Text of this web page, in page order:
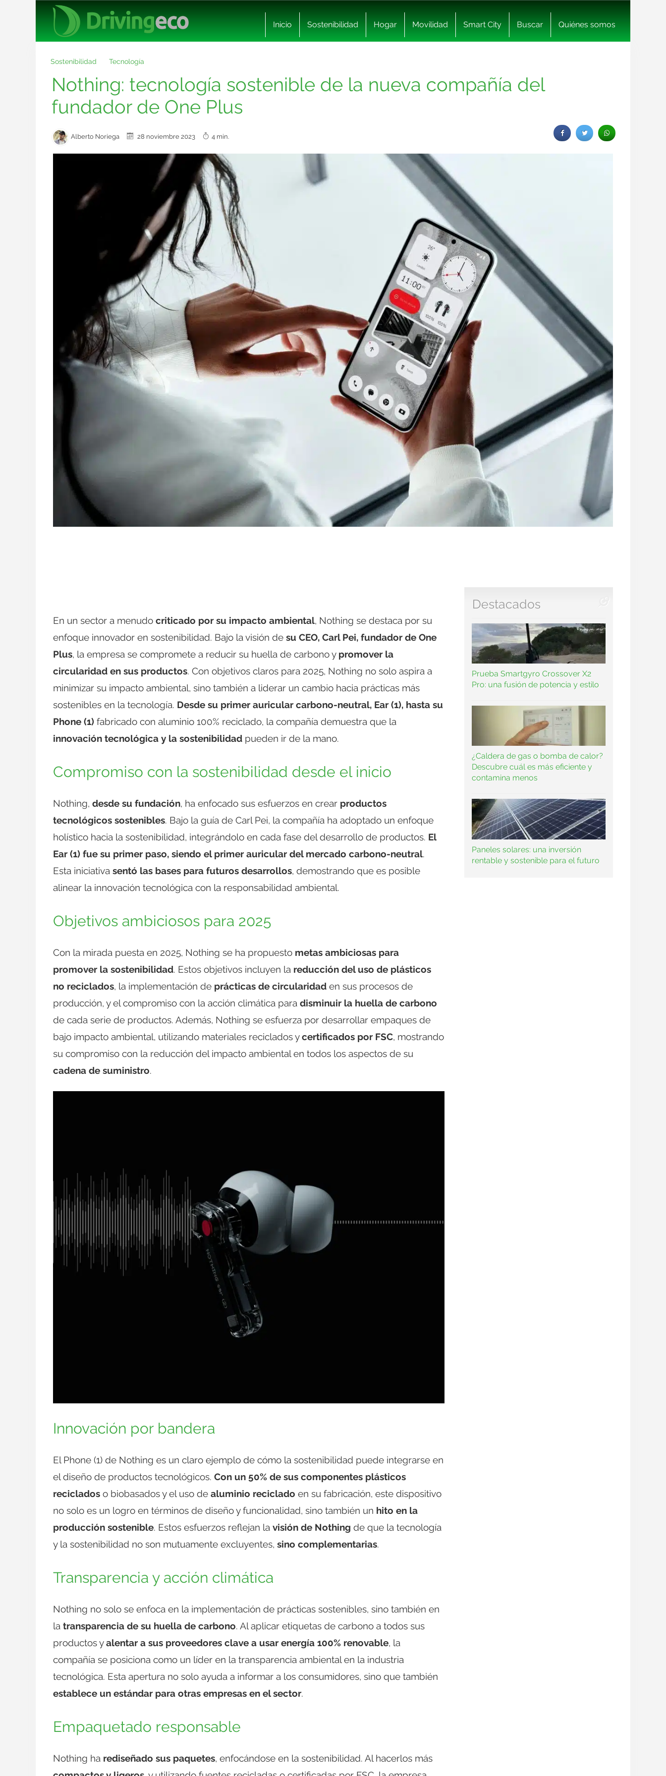
Inicio Sostenibilidad Hogar Movilidad Smart City Buscar Quiénes somos
Sostenibilidad Tecnología
Nothing: tecnología sostenible de la nueva compañía del
fundador de One Plus
Alberto Noriega 28 noviembre 2023 4 min.
En un sector a menudo criticado por su impacto ambiental, Nothing se destaca por su
enfoque innovador en sostenibilidad. Bajo la visión de su CEO, Carl Pei, fundador de One
Plus, la empresa se compromete a reducir su huella de carbono y promover la
circularidad en sus productos. Con objetivos claros para 2025, Nothing no solo aspira a
minimizar su impacto ambiental, sino también a liderar un cambio hacia prácticas más
sostenibles en la tecnología. Desde su primer auricular carbono-neutral, Ear (1), hasta su
Phone (1) fabricado con aluminio 100% reciclado, la compañía demuestra que la
innovación tecnológica y la sostenibilidad pueden ir de la mano.
Compromiso con la sostenibilidad desde el inicio
Nothing, desde su fundación, ha enfocado sus esfuerzos en crear productos
tecnológicos sostenibles. Bajo la guía de Carl Pei, la compañía ha adoptado un enfoque
holístico hacia la sostenibilidad, integrándolo en cada fase del desarrollo de productos. El
Ear (1) fue su primer paso, siendo el primer auricular del mercado carbono-neutral.
Esta iniciativa sentó las bases para futuros desarrollos, demostrando que es posible
alinear la innovación tecnológica con la responsabilidad ambiental.
Objetivos ambiciosos para 2025
Con la mirada puesta en 2025, Nothing se ha propuesto metas ambiciosas para
promover la sostenibilidad. Estos objetivos incluyen la reducción del uso de plásticos
no reciclados, la implementación de prácticas de circularidad en sus procesos de
producción, y el compromiso con la acción climática para disminuir la huella de carbono
de cada serie de productos. Además, Nothing se esfuerza por desarrollar empaques de
bajo impacto ambiental, utilizando materiales reciclados ycertificados por FSC, mostrando
su compromiso con la reducción del impacto ambiental en todos los aspectos de su
cadena de suministro.
Innovación por bandera
El Phone (1) de Nothing es un claro ejemplo de cómo la sostenibilidad puede integrarse en
el diseño de productos tecnológicos. Con un 50% de sus componentes plásticos
reciclados o biobasados y el uso de aluminio reciclado en su fabricación, este dispositivo
no solo es un logro en términos de diseño y funcionalidad, sino también un hito en la
producción sostenible. Estos esfuerzos reflejan la visión de Nothing de que la tecnología
y la sostenibilidad no son mutuamente excluyentes, sino complementarias.
Transparencia y acción climática
Nothing no solo se enfoca en la implementación de prácticas sostenibles, sino también en
la transparencia de su huella de carbono. Al aplicar etiquetas de carbono a todos sus
productos yalentar a sus proveedores clave a usar energía 100% renovable, la
compañía se posiciona como un líder en la transparencia ambiental en la industria
tecnológica. Esta apertura no solo ayuda a informar a los consumidores, sino que también
establece un estándar para otras empresas en el sector.
Empaquetado responsable
Nothing ha rediseñado sus paquetes, enfocándose en la sostenibilidad. Al hacerlos más
Destacados
Prueba Smartgyro Crossover X2
Pro: una fusión de potencia y estilo
¿Caldera de gas o bomba de calor?
Descubre cuál es más eficiente y
contamina menos
Paneles solares: una inversión
rentable y sostenible para el futuro